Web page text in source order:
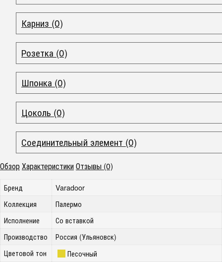
Карниз (0)
Розетка (0)
Шпонка (0)
Цоколь (0)
Соединительный элемент (0)
ОбзорХарактеристикиОтзывы (0)
Бренд
Varadoor
Коллекция
Палермо
Исполнение
Со вставкой
Производство
Россия (Ульяновск)
Цветовой тон
Песочный